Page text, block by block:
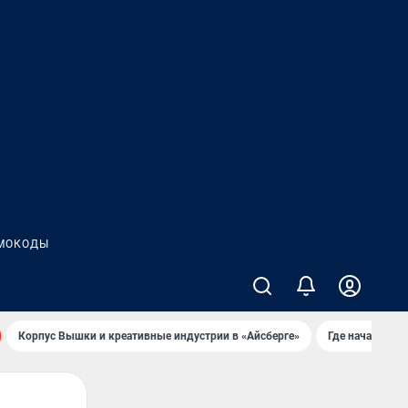
Корпус Вышки и креативные индустрии в «Айсберге» Где начать